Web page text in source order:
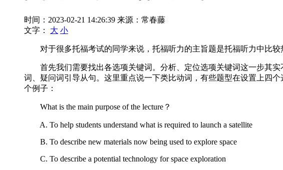
时间：2023-02-21 14:26:39 来源：常春藤
文字：
大 小
对于很多托福考试的同学来说，托福听力的主旨题是托福听力中比较
首先我们需要找出各选项关键词。分析、定位选项关键词这一步其实
词、疑问词引导从句。这里重点说一下类比动词，有些题型在设置上四
个例子：
What is the main purpose of the lecture？
A. To help students understand what is required to launch a satellite
B. To describe new materials now being used to explore space
C. To describe a potential technology for space exploration